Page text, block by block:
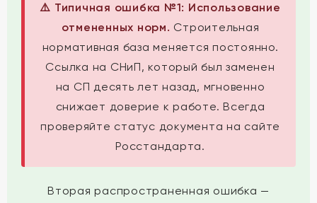
⚠️ Типичная ошибка №1: Использование
отмененных норм. Строительная
нормативная база меняется постоянно.
Ссылка на СНиП, который был заменен
на СП десять лет назад, мгновенно
снижает доверие к работе. Всегда
проверяйте статус документа на сайте
Росстандарта.
Вторая распространенная ошибка —